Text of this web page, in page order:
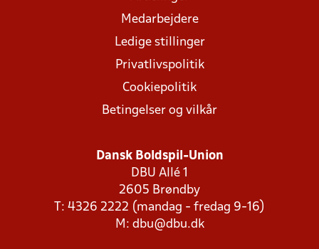
Medarbejdere
Ledige stillinger
Privatlivspolitik
Cookiepolitik
Betingelser og vilkår
Dansk Boldspil-Union
DBU Allé 1
2605 Brøndby
T: 4326 2222 (mandag - fredag 9-16)
M: dbu@dbu.dk